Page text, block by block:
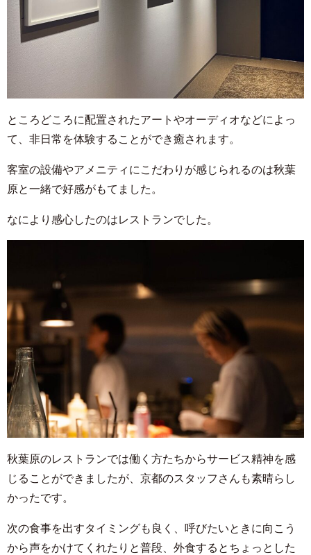
ところどころに配置されたアートやオーディオなどによっ
て、非日常を体験することができ癒されます。
客室の設備やアメニティにこだわりが感じられるのは秋葉
原と一緒で好感がもてました。
なにより感心したのはレストランでした。
秋葉原のレストランでは働く方たちからサービス精神を感
じることができましたが、京都のスタッフさんも素晴らし
かったです。
次の食事を出すタイミングも良く、呼びたいときに向こう
から声をかけてくれたりと普段、外食するとちょっとした